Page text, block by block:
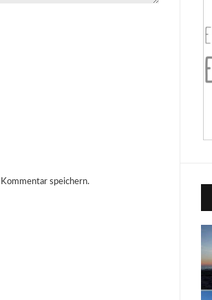
speichern.